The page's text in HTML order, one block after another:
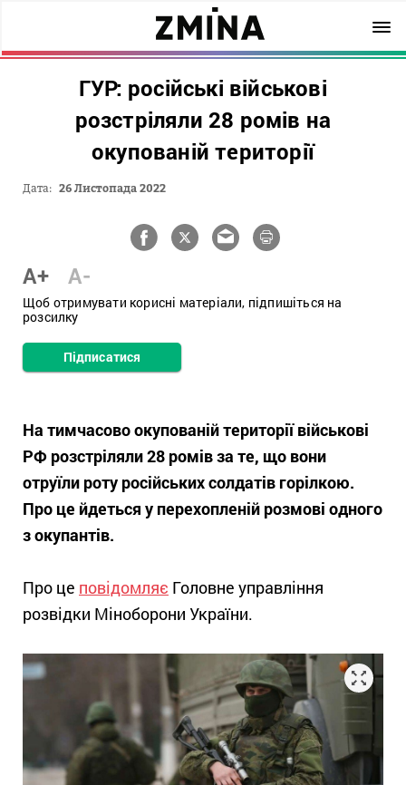
ГУР: російські військові
розстріляли 28 ромів на
окупованій території
Дата: 26 Листопада 2022
A+ A-
Щоб отримувати корисні матеріали, підпишіться на
розсилку
Підписатися
На тимчасово окупованій території військові
РФ розстріляли 28 ромів за те, що вони
отруїли роту російських солдатів горілкою.
Про це йдеться у перехопленій розмові одного
з окупантів.
Про це повідомляє Головне управління
розвідки Міноборони України.